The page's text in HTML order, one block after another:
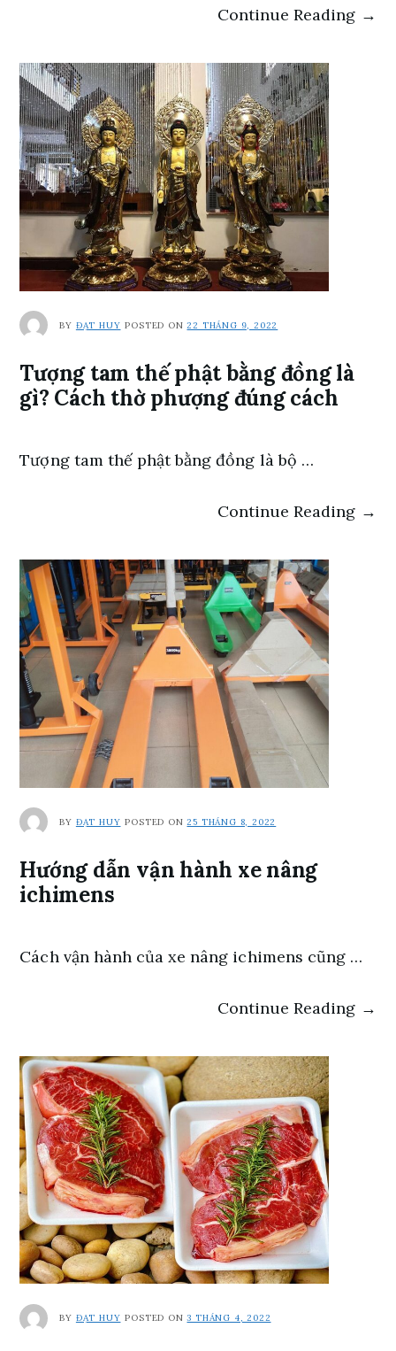
Continue Reading →
BY ĐẠT HUY POSTED ON22 THÁNG 9, 2022
Tượng tam thế phật bằng đồng là
gì? Cách thờ phượng đúng cách
Tượng tam thế phật bằng đồng là bộ …
Continue Reading →
BY ĐẠT HUY POSTED ON25 THÁNG 8, 2022
Hướng dẫn vận hành xe nâng
ichimens
Cách vận hành của xe nâng ichimens cũng …
Continue Reading →
BY ĐẠT HUY POSTED ON3 THÁNG 4, 2022